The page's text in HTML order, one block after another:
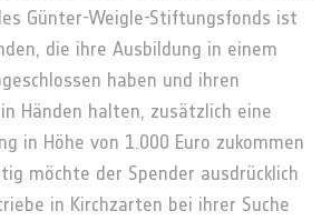
Günter-Weigle-Stiftungsfonds ist
die ihre Ausbildung in einem
haben und ihren
Händen halten, zusätzlich eine
in Höhe von 1.000 Euro zukommen
möchte der Spender ausdrücklich
in Kirchzarten bei ihrer Suche